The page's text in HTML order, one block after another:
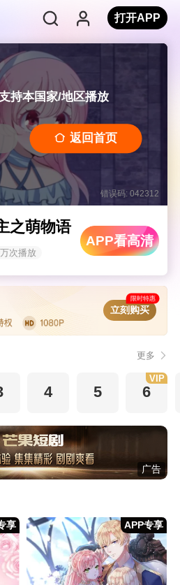
打开APP
持本国家/地区播放
返回首页
错误码: 042312
之萌物语
次播放
APP看高清
限时特惠
立刻购买
更多
4 5 6
VIP
广告
享 APP专享